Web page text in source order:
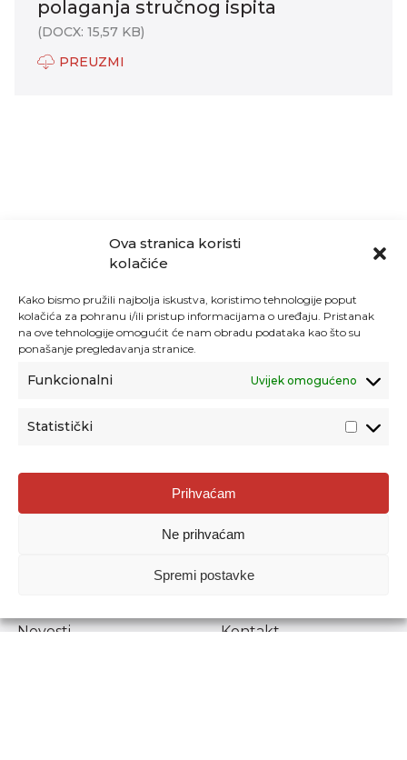
Ova stranica koristi
kolačiće
Kako bismo pružili najbolja iskustva, koristimo tehnologije poput
kolačića za pohranu i/ili pristup informacijama o uređaju. Pristanak
na ove tehnologije omogućit će nam obradu podataka kao što su
ponašanje pregledavanja stranice.
Funkcionalni Uvijek omogućeno
Statistički
Prihvaćam
Ne prihvaćam
Spremi postavke
polaganja stručnog ispita
(DOCX: 15,57 KB)
PREUZMI
Agencija za odgoj i obrazovanje
Donje Svetice 38, 10000 Zagreb
1778129
Prenošenje sadržaja dopušteno je uz navođenje izvora.
Novosti
Kontakt